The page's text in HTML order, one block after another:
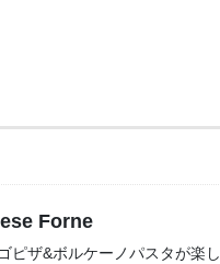
Forne
ピザ&ボルケーノパスタが楽し